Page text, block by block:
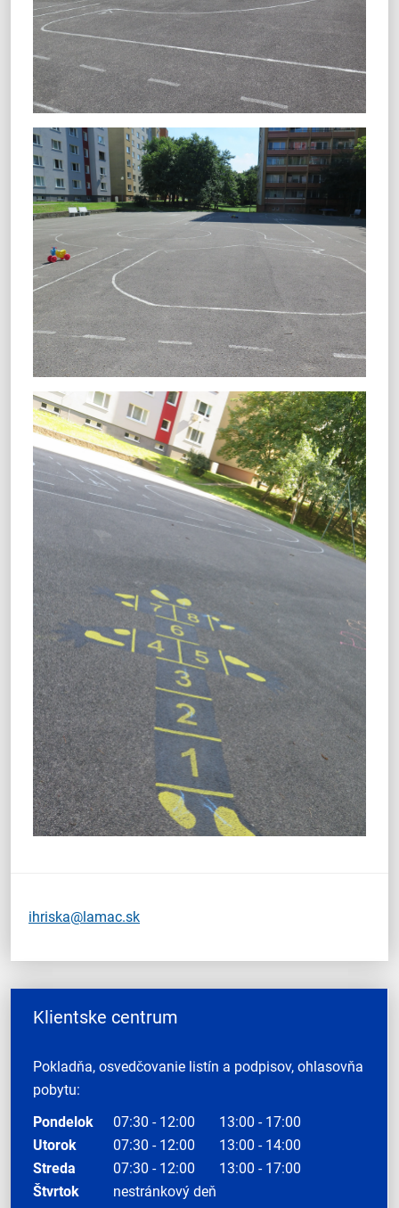
ihriska@lamac.sk
Klientske centrum
Pokladňa, osvedčovanie listín a podpisov, ohlasovňa
pobytu:
Pondelok
07:30 - 12:00
13:00 - 17:00
Utorok
07:30 - 12:00
13:00 - 14:00
Streda
07:30 - 12:00
13:00 - 17:00
Štvrtok
nestránkový deň